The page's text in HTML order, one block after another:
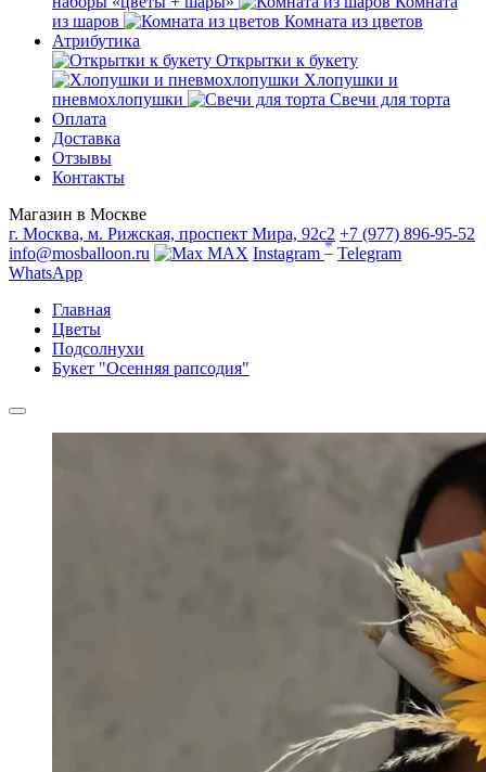
из шаров
Комната из цветов
Атрибутика
Открытки к букету
Хлопушки и
пневмохлопушки
Свечи для торта
Оплата
Доставка
Отзывы
Контакты
Магазин в Москве
г. Москва, м. Рижская, проспект Мира, 92с2 +7 (977) 896-95-52
info@mosballoon.ru
MAX Instagram * Telegram
WhatsApp
Главная
Цветы
Подсолнухи
Букет "Осенняя рапсодия"